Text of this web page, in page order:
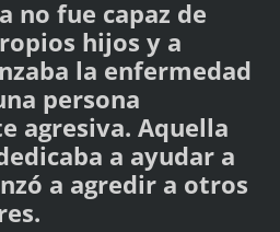
no fue capaz de
hijos y a
la enfermedad
persona
agresiva. Aquella
a ayudar a
a agredir a otros